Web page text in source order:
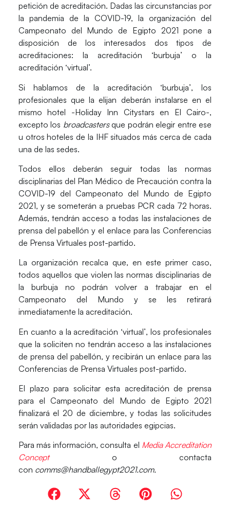
petición de acreditación. Dadas las circunstancias por
la pandemia de la COVID-19, la organización del
Campeonato del Mundo de Egipto 2021 pone a
disposición de los interesados dos tipos de
acreditaciones: la acreditación ‘burbuja’ o la
acreditación ‘virtual’.
Si hablamos de la acreditación ‘burbuja’, los
profesionales que la elijan deberán instalarse en el
mismo hotel -Holiday Inn Citystars en El Cairo-,
excepto los broadcastersque podrán elegir entre ese
u otros hoteles de la IHF situados más cerca de cada
una de las sedes.
Todos ellos deberán seguir todas las normas
disciplinarias del Plan Médico de Precaución contra la
COVID-19 del Campeonato del Mundo de Egipto
2021, y se someterán a pruebas PCR cada 72 horas.
Además, tendrán acceso a todas las instalaciones de
prensa del pabellón y el enlace para las Conferencias
de Prensa Virtuales post-partido.
La organización recalca que, en este primer caso,
todos aquellos que violen las normas disciplinarias de
la burbuja no podrán volver a trabajar en el
Campeonato del Mundo y se les retirará
inmediatamente la acreditación.
En cuanto a la acreditación ‘virtual’, los profesionales
que la soliciten no tendrán acceso a las instalaciones
de prensa del pabellón, y recibirán un enlace para las
Conferencias de Prensa Virtuales post-partido.
El plazopara solicitar esta acreditación de prensa
para el Campeonato del Mundo de Egipto 2021
finalizará el20 de diciembre, y todas las solicitudes
serán validadas por las autoridades egipcias.
Para más información, consulta el Media Accreditation
Concepto contacta
con comms@handballegypt2021.com.